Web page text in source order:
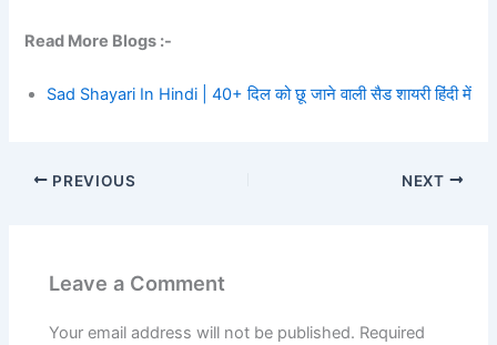
Read More Blogs :-
Sad Shayari In Hindi | 40+ दिल को छू जाने वाली सैड शायरी हिंदी में
PREVIOUS NEXT
Leave a Comment
Your email address will not be published. Required